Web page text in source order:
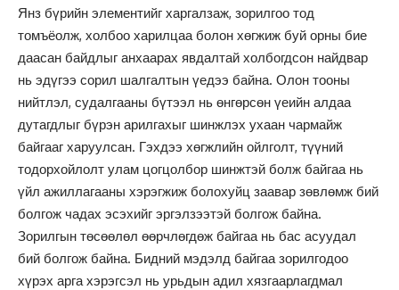
Янз бүрийн элементийг харгалзаж, зорилгоо тод
томъёолж, холбоо харилцаа болон хөгжиж буй орны бие
даасан байдлыг анхаарах явдалтай холбогдсон найдвар
нь эдүгээ сорил шалгалтын үедээ байна. Олон тооны
нийтлэл, судалгааны бүтээл нь өнгөрсөн үеийн алдаа
дутагдлыг бүрэн арилгахыг шинжлэх ухаан чармайж
байгааг харуулсан. Гэхдээ хөгжлийн ойлголт, түүний
тодорхойлолт улам цогцолбор шинжтэй болж байгаа нь
үйл ажиллагааны хэрэгжиж болохуйц заавар зөвлөмж бий
болгож чадах эсэхийг эргэлзээтэй болгож байна.
Зорилгын төсөөлөл өөрчлөгдөж байгаа нь бас асуудал
бий болгож байна. Бидний мэдэлд байгаа зорилгодоо
хүрэх арга хэрэгсэл нь урьдын адил хязгаарлагдмал